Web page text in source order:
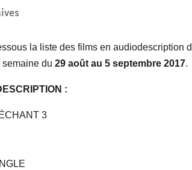
la liste des films en audiodescription
semaine du29 août au 5 septembre 2017.
:
3